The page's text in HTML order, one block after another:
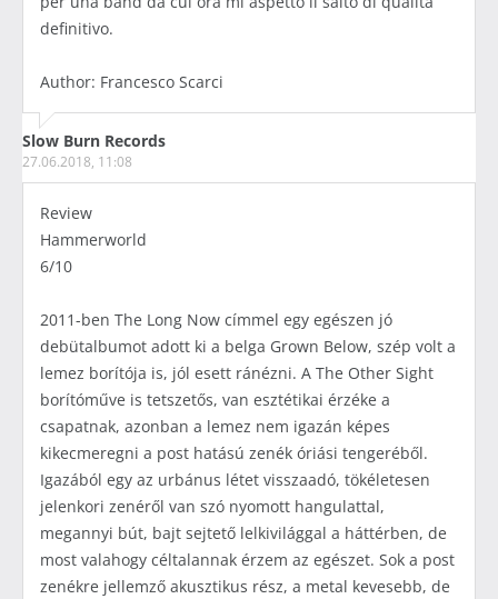
definitivo.
Author: Francesco Scarci
Slow Burn Records
27.06.2018, 11:08
Review
Hammerworld
6/10
2011-ben The Long Now címmel egy egészen jó
debütalbumot adott ki a belga Grown Below, szép volt a
lemez borítója is, jól esett ránézni. A The Other Sight
borítóműve is tetszetős, van esztétikai érzéke a
csapatnak, azonban a lemez nem igazán képes
kikecmeregni a post hatású zenék óriási tengeréből.
Igazából egy az urbánus létet visszaadó, tökéletesen
jelenkori zenéről van szó nyomott hangulattal,
megannyi bút, bajt sejtető lelkivilággal a háttérben, de
most valahogy céltalannak érzem az egészet. Sok a post
zenékre jellemző akusztikus rész, a metal kevesebb, de